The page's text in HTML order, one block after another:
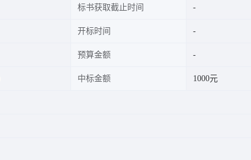
标书获取截止时间
开标时间
预算金额
中标金额 1000元